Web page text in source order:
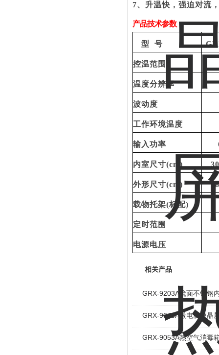
7、 升温快，强迫对流
产品技术参数：
型 号
控温范围
温度分辨率
波动度
工作环境温度
输入功率
内室尺寸(cm)
外形尺寸(cm)
载物托架(标配)
定时范围
电源电压
相关产品
GRX-9203A镜面不锈钢
GRX-9073A微电脑液晶
GRX-9053A热空气消毒